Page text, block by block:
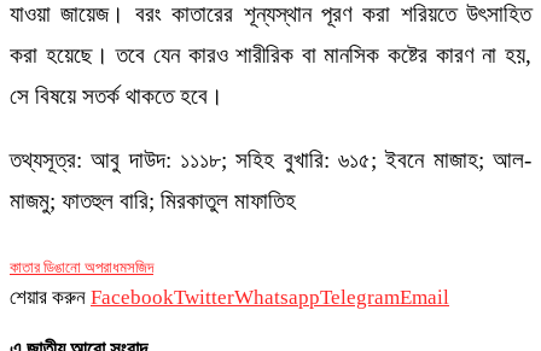
যাওয়া জায়েজ। বরং কাতারের শূন্যস্থান পূরণ করা শরিয়তে উৎসাহিত
করা হয়েছে। তবে যেন কারও শারীরিক বা মানসিক কষ্টের কারণ না হয়,
সে বিষয়ে সতর্ক থাকতে হবে।
তথ্যসূত্র: আবু দাউদ: ১১১৮; সহিহ বুখারি: ৬১৫; ইবনে মাজাহ; আল-
মাজমু; ফাতহুল বারি; মিরকাতুল মাফাতিহ
কাতার ডিঙানো অপরাধমসজিদ
শেয়ার করুন FacebookTwitterWhatsappTelegramEmail